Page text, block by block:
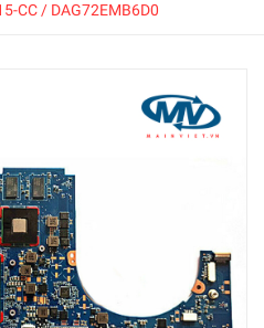
CC / DAG72EMB6D0